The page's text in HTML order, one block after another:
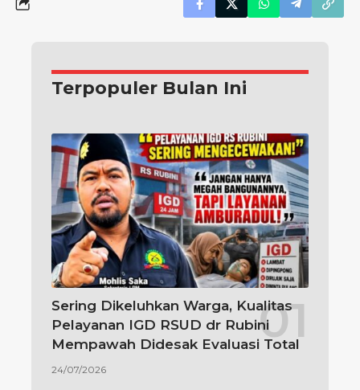
Terpopuler Bulan Ini
Sering Dikeluhkan Warga, Kualitas
Pelayanan IGD RSUD dr Rubini
Mempawah Didesak Evaluasi Total
24/07/2026